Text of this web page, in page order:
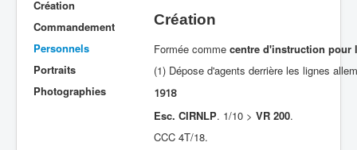
Organisation
Avions
Création
Commandement
Personnels
Portraits
Photographies
Création
Formée comme centre d'instruction pour
(1) Dépose d'agents derrière les lignes
1918
Esc. CIRNLP. 1/10 > VR 200.
CCC 4T/18.